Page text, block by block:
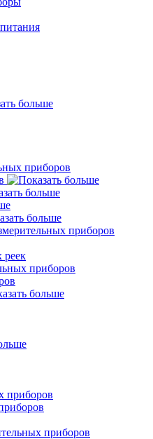
приборов
приборов
реек
приборов
приборов
приборов